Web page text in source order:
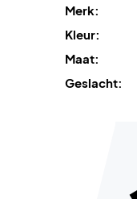
Merk:
Kleur:
Maat:
Geslacht: